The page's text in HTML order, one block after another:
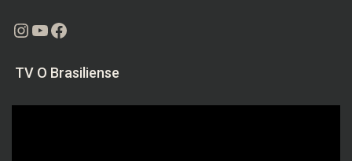
Instagram
Youtube
Facebook
TV O Brasiliense